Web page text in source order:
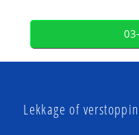
Lekkage of